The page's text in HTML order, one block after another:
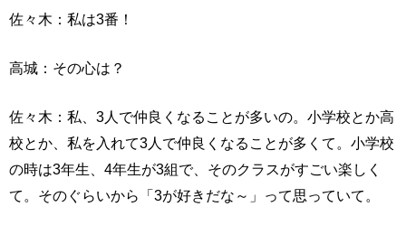
佐々木：私は3番！
高城：その心は？
佐々木：私、3人で仲良くなることが多いの。小学校とか高
校とか、私を入れて3人で仲良くなることが多くて。小学校
の時は3年生、4年生が3組で、そのクラスがすごい楽しく
て。そのぐらいから「3が好きだな～」って思っていて。